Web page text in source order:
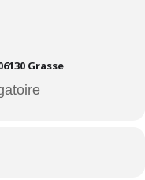
Grasse